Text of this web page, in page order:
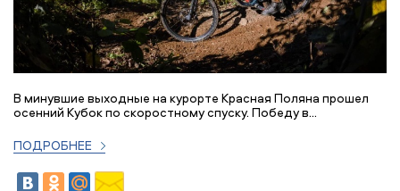
В минувшие выходные на курорте Красная Поляна прошел
осенний Кубок по скоростному спуску. Победу в...
ПОДРОБНЕЕ